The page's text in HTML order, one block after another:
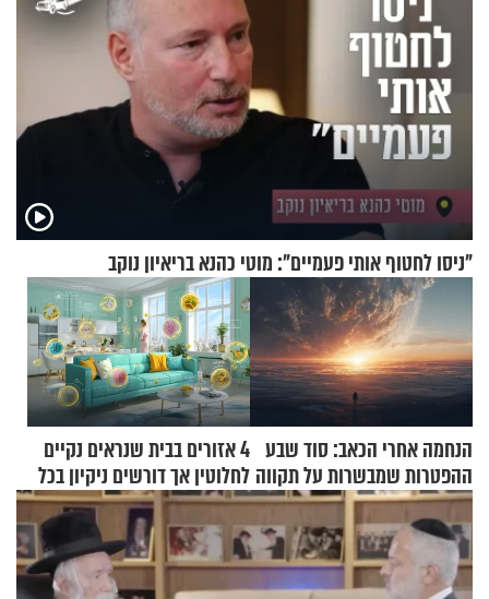
"ניסו לחטוף אותי פעמיים": מוטי כהנא בריאיון נוקב
הנחמה אחרי הכאב: סוד שבע
ההפטרות שמבשרות על תקווה
וגאולה
4 אזורים בבית שנראים נקיים
לחלוטין אך דורשים ניקיון בכל
סוף שבוע